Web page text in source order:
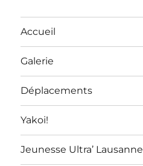
Accueil
Galerie
Déplacements
Yakoi!
Jeunesse Ultra’ Lausanne